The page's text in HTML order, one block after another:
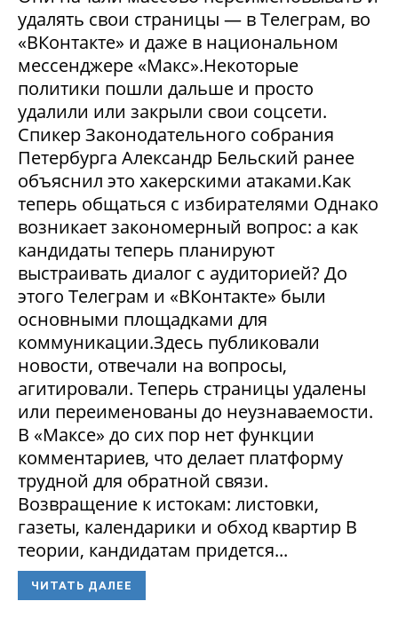
удалять свои страницы — в Телеграм, во
«ВКонтакте» и даже в национальном
мессенджере «Макс».Некоторые
политики пошли дальше и просто
удалили или закрыли свои соцсети.
Спикер Законодательного собрания
Петербурга Александр Бельский ранее
объяснил это хакерскими атаками.Как
теперь общаться с избирателями Однако
возникает закономерный вопрос: а как
кандидаты теперь планируют
выстраивать диалог с аудиторией? До
этого Телеграм и «ВКонтакте» были
основными площадками для
коммуникации.Здесь публиковали
новости, отвечали на вопросы,
агитировали. Теперь страницы удалены
или переименованы до неузнаваемости.
В «Максе» до сих пор нет функции
комментариев, что делает платформу
трудной для обратной связи.
Возвращение к истокам: листовки,
газеты, календарики и обход квартир В
теории, кандидатам придется...
ЧИТАТЬ ДАЛЕЕ